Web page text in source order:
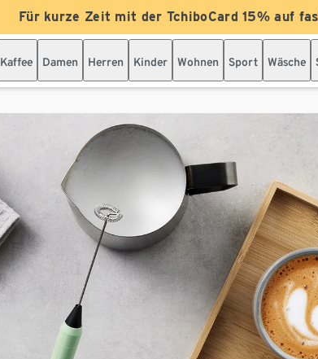
Für kurze Zeit mit der TchiboCard 15% auf
Kaffee Damen Herren Kinder Wohnen Sport Wäsche